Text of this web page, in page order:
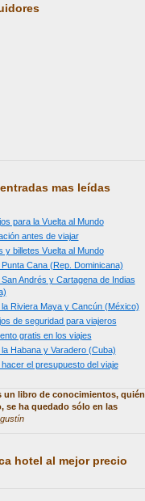
mas leídas
para la Vuelta al Mundo
antes de viajar
y billetes Vuelta al Mundo
Punta Cana (Rep. Dominicana)
San Andrés y Cartagena de Indias
la Riviera Maya y Cancún (México)
de seguridad para viajeros
gratis en los viajes
la Habana y Varadero (Cuba)
hacer el presupuesto del viaje
un libro de conocimientos, quién
se ha quedado sólo en las
hotel al mejor precio